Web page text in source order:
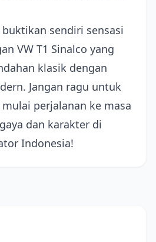
buktikan sendiri sensasi
VW T1 Sinalco yang
klasik dengan
Jangan ragu untuk
perjalanan ke masa
dan karakter di
Indonesia!